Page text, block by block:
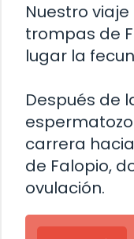
Nuestro
trompas de
lugar la
Después de
carrera
de Falopio,
ovulación.